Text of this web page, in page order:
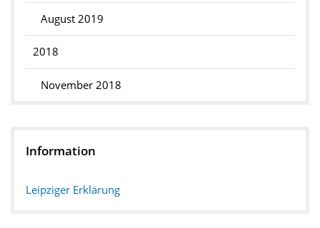
August 2019
2018
November 2018
Information
Leipziger Erklärung